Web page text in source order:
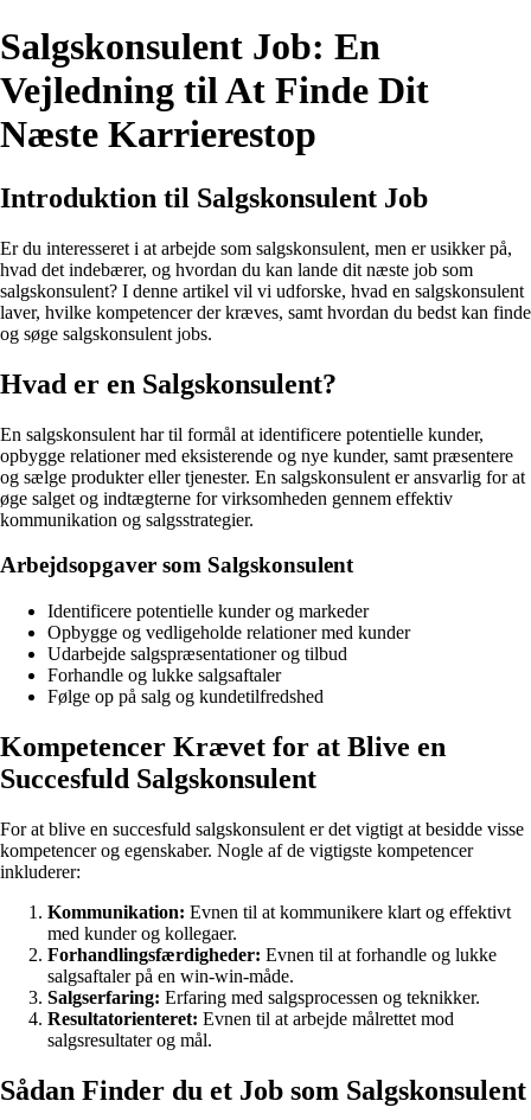
Salgskonsulent Job: En
Vejledning til At Finde Dit
Næste Karrierestop
Introduktion til Salgskonsulent Job
Er du interesseret i at arbejde som salgskonsulent, men er usikker på,
hvad det indebærer, og hvordan du kan lande dit næste job som
salgskonsulent? I denne artikel vil vi udforske, hvad en salgskonsulent
laver, hvilke kompetencer der kræves, samt hvordan du bedst kan finde
og søge salgskonsulent jobs.
Hvad er en Salgskonsulent?
En salgskonsulent har til formål at identificere potentielle kunder,
opbygge relationer med eksisterende og nye kunder, samt præsentere
og sælge produkter eller tjenester. En salgskonsulent er ansvarlig for at
øge salget og indtægterne for virksomheden gennem effektiv
kommunikation og salgsstrategier.
Arbejdsopgaver som Salgskonsulent
Identificere potentielle kunder og markeder
Opbygge og vedligeholde relationer med kunder
Udarbejde salgspræsentationer og tilbud
Forhandle og lukke salgsaftaler
Følge op på salg og kundetilfredshed
Kompetencer Krævet for at Blive en
Succesfuld Salgskonsulent
For at blive en succesfuld salgskonsulent er det vigtigt at besidde visse
kompetencer og egenskaber. Nogle af de vigtigste kompetencer
inkluderer:
Kommunikation: Evnen til at kommunikere klart og effektivt
med kunder og kollegaer.
Forhandlingsfærdigheder: Evnen til at forhandle og lukke
salgsaftaler på en win-win-måde.
Salgserfaring: Erfaring med salgsprocessen og teknikker.
Resultatorienteret: Evnen til at arbejde målrettet mod
salgsresultater og mål.
Sådan Finder du et Job som Salgskonsulent